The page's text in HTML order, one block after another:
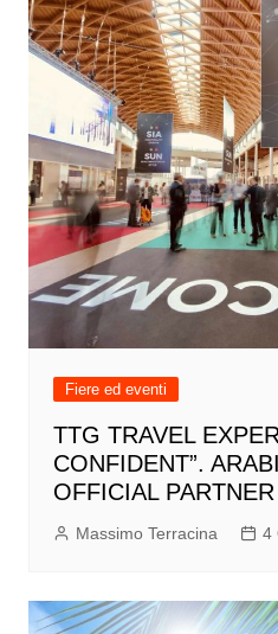
Fiere ed eventi
TTG TRAVEL
CONFIDENT”.
OFFICIAL
Massimo Terracina 4